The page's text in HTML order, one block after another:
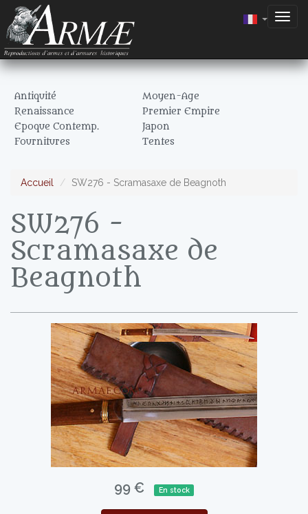
Antiquité
Moyen-Age
Renaissance
Premier Empire
Epoque Contemp.
Japon
Fournitures
Tentes
Accueil SW276 - Scramasaxe de Beagnoth
SW276 -
Scramasaxe de
Beagnoth
99 € En stock